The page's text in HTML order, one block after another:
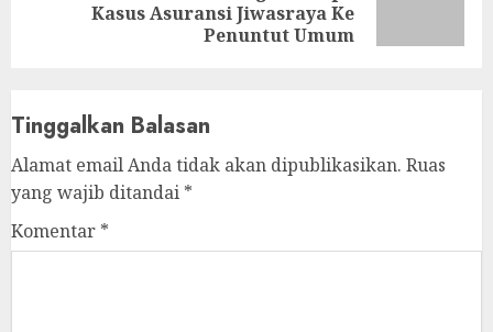
Kasus Asuransi Jiwasraya Ke
Penuntut Umum
Tinggalkan Balasan
Alamat email Anda tidak akan dipublikasikan. Ruas
yang wajib ditandai *
Komentar *